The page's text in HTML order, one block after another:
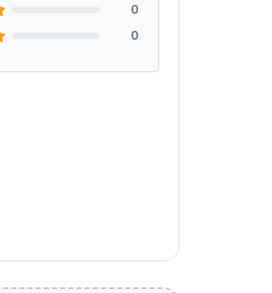
0
0